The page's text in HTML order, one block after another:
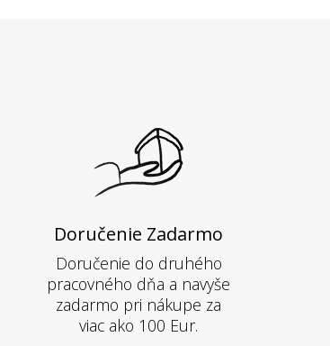
Doručenie Zadarmo
Doručenie do druhého
pracovného dňa a navyše
zadarmo pri nákupe za
viac ako 100 Eur.